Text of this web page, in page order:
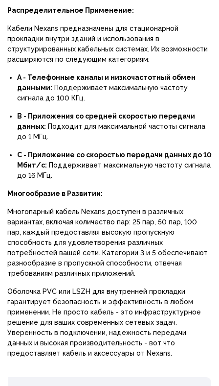
Распределительное Применение:
Кабели Nexans предназначены для стационарной
прокладки внутри зданий и использования в
структурированных кабельных системах. Их возможности
расширяются по следующим категориям:
A - Телефонные каналы и низкочастотный обмен
данными: Поддерживает максимальную частоту
сигнала до 100 КГц.
B - Приложения со средней скоростью передачи
данных: Подходит для максимальной частоты сигнала
до 1 МГц.
C - Приложение со скоростью передачи данных до 10
Мбит/с: Поддерживает максимальную частоту сигнала
до 16 МГц.
Многообразие в Развитии:
Многопарный кабель Nexans доступен в различных
вариантах, включая количество пар: 25 пар, 50 пар, 100
пар, каждый предоставляя высокую пропускную
способность для удовлетворения различных
потребностей вашей сети. Категории 3 и 5 обеспечивают
разнообразие в пропускной способности, отвечая
требованиям различных приложений.
Оболочка PVC или LSZH для внутренней прокладки
гарантирует безопасность и эффективность в любом
применении. Не просто кабель - это инфраструктурное
решение для ваших современных сетевых задач.
Уверенность в подключении, надежность передачи
данных и высокая производительность - вот что
предоставляет кабель и аксессуары от Nexans.